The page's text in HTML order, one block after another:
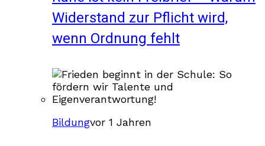
Widerstand zur Pflicht wird,
wenn Ordnung fehlt
Bildungvor 1 Jahren